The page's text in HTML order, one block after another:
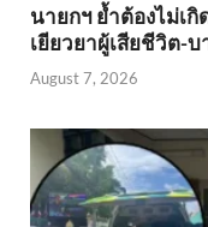
นายกฯ ย้ำต้องไม่เกิ
เยียวยาผู้เสียชีวิต-บ
August 7, 2026